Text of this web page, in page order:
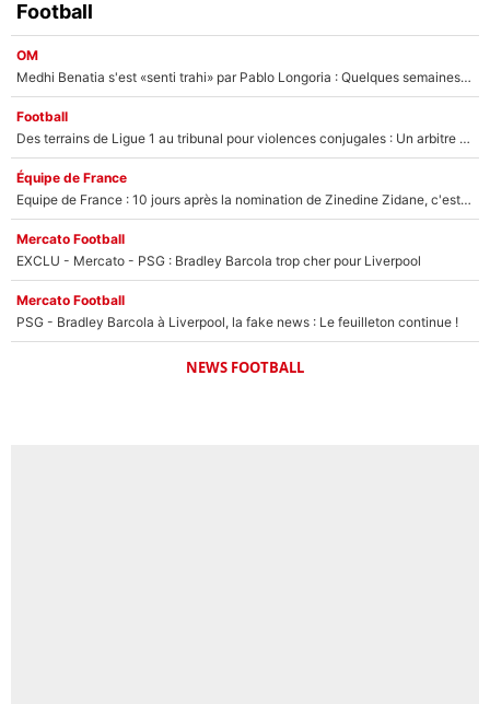
Football
OM
Medhi Benatia s'est «senti trahi» par Pablo Longoria : Quelques semaines après son départ, l'ancien directeur de football de l'OM règle ses comptes
Football
Des terrains de Ligue 1 au tribunal pour violences conjugales : Un arbitre français encourt une peine de 18 mois de prison !
Équipe de France
Equipe de France : 10 jours après la nomination de Zinedine Zidane, c'est au tour de son fils de prendre un nouveau départ !
Mercato Football
EXCLU - Mercato - PSG : Bradley Barcola trop cher pour Liverpool
Mercato Football
PSG - Bradley Barcola à Liverpool, la fake news : Le feuilleton continue !
NEWS FOOTBALL